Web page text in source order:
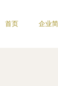
首页 企业